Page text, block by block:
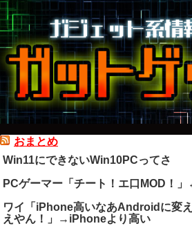
おまとめ
Win11にできないWin10PCってさ
PCゲーマー「チート！エ口MOD！
ワイ「iPhone高いなあAndroidに変
えやん！」→iPhoneより高い